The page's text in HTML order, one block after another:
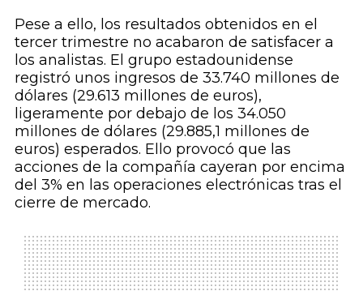
Pese a ello, los resultados obtenidos en el
tercer trimestre no acabaron de satisfacer a
los analistas. El grupo estadounidense
registró unos ingresos de 33.740 millones de
dólares (29.613 millones de euros),
ligeramente por debajo de los 34.050
millones de dólares (29.885,1 millones de
euros) esperados. Ello provocó que las
acciones de la compañía cayeran por encima
del 3% en las operaciones electrónicas tras el
cierre de mercado.